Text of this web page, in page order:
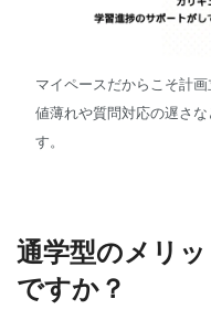
マイペースだからこそ計
値薄れや質問対応の遅さ
す。
通学型のメリ
ですか？